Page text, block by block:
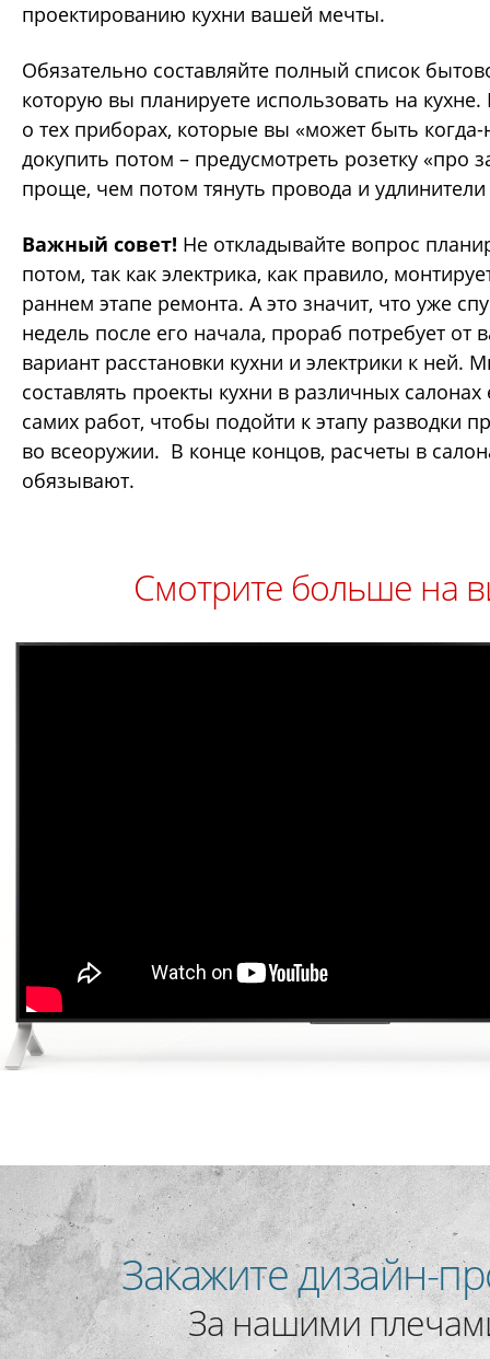
проектированию кухни вашей мечты.
Обязательно составляйте полный список
которую вы планируете использовать на
о тех приборах, которые вы «может быть когда-
докупить потом – предусмотреть розетку «про
проще, чем потом тянуть провода и удлинители
Важный совет! Не откладывайте вопрос
потом, так как электрика, как правило,
раннем этапе ремонта. А это значит, что уже
недель после его начала, прораб потребует от
вариант расстановки кухни и электрики к ней.
составлять проекты кухни в различных
самих работ, чтобы подойти к этапу разводки
во всеоружии. В конце концов, расчеты в
обязывают.
Смотрите больше на
Закажите дизайн-
За нашими